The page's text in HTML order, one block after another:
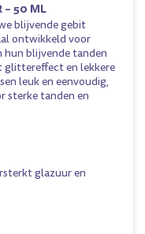
– 50 ML
blijvende gebit
ontwikkeld voor
hun blijvende tanden
en lekkere
leuk en eenvoudig,
sterke tanden en
glazuur en